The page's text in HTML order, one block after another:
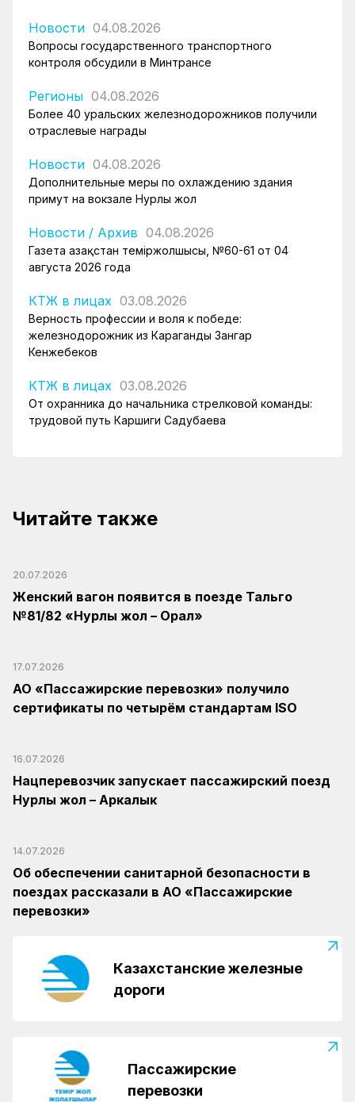
Новости 04.08.2026
Вопросы государственного транспортного
контроля обсудили в Минтрансе
Регионы 04.08.2026
Более 40 уральских железнодорожников получили
отраслевые награды
Новости 04.08.2026
Дополнительные меры по охлаждению здания
примут на вокзале Нурлы жол
Новости / Архив 04.08.2026
Газета Қазақстан теміржолшысы, №60-61 от 04
августа 2026 года
КТЖ в лицах 03.08.2026
Верность профессии и воля к победе:
железнодорожник из Караганды Зангар
Кенжебеков
КТЖ в лицах 03.08.2026
От охранника до начальника стрелковой команды:
трудовой путь Каршиги Садубаева
Читайте также
20.07.2026
Женский вагон появится в поезде Тальго
№81/82 «Нурлы жол – Орал»
17.07.2026
АО «Пассажирские перевозки» получило
сертификаты по четырём стандартам ISO
16.07.2026
Нацперевозчик запускает пассажирский поезд
Нурлы жол – Аркалык
14.07.2026
Об обеспечении санитарной безопасности в
поездах рассказали в АО «Пассажирские
перевозки»
Казахстанские железные
дороги
Пассажирские
перевозки